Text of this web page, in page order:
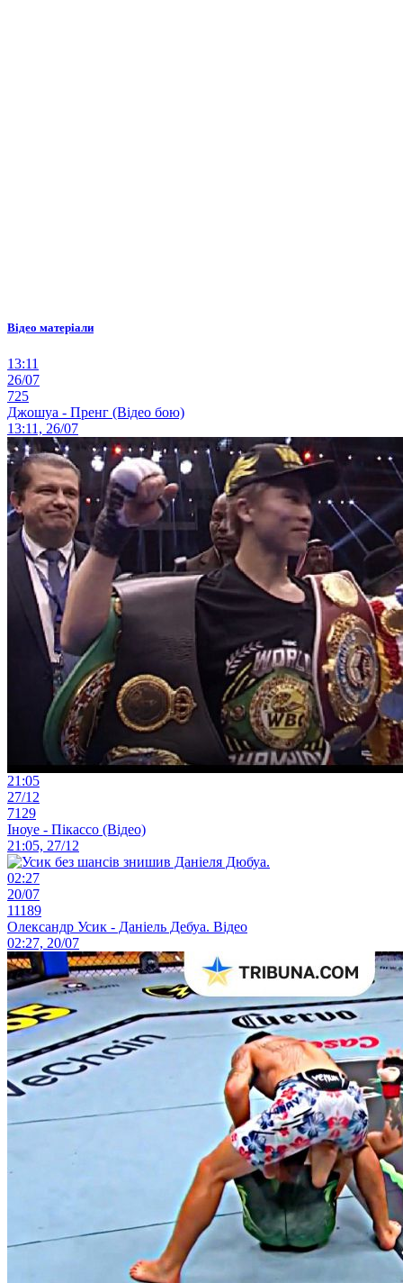
Відео матеріали
13:11
26/07
725
Джошуа - Пренг (Відео бою)
13:11, 26/07
21:05
27/12
7129
Іноуе - Пікассо (Відео)
21:05, 27/12
02:27
20/07
11189
Олександр Усик - Даніель Дебуа. Відео
02:27, 20/07